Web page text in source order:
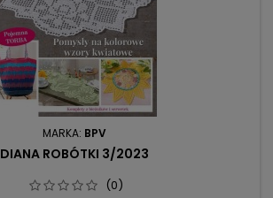
MARKA: BPV
DIANA ROBÓTKI 3/2023
(0)